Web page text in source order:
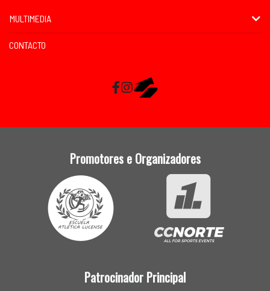
MULTIMEDIA
CONTACTO
Facebook
InstagramRaceMapp
Promotores e Organizadores
Patrocinador Principal